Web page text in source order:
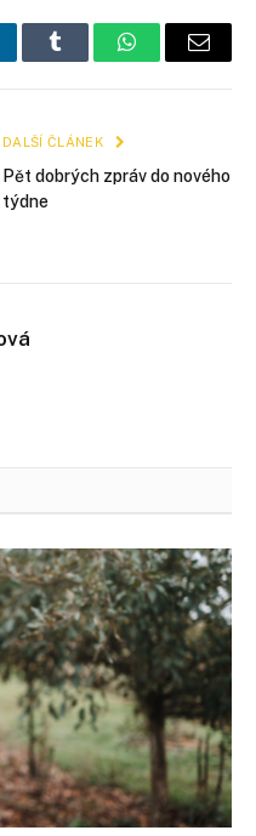
Tumblr WhatsApp
E-
DALŠÍ ČLÁNEK
Pět dobrých zpráv do nového
týdne